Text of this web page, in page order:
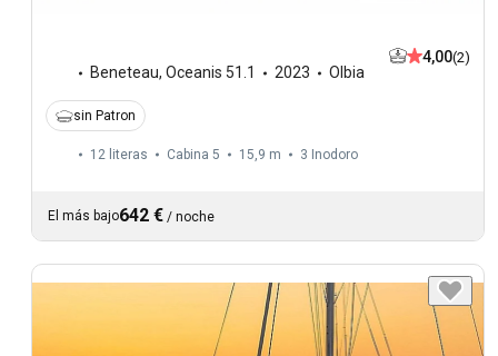
Beneteau, Oceanis 51.1 2023 Olbia
4,00(2)
sin Patron
12 literas Cabina 5 15,9 m 3 Inodoro
El más bajo642 € / noche